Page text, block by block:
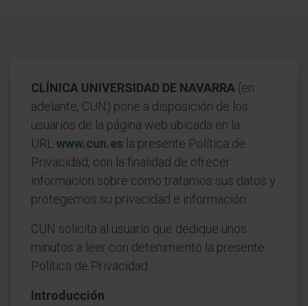
CLÍNICA UNIVERSIDAD DE NAVARRA (en
adelante, CUN) pone a disposición de los
usuarios de la página web ubicada en la
URL www.cun.es la presente Política de
Privacidad, con la finalidad de ofrecer
información sobre cómo tratamos sus datos y
protegemos su privacidad e información.
CUN solicita al usuario que dedique unos
minutos a leer con detenimiento la presente
Política de Privacidad.
Introducción